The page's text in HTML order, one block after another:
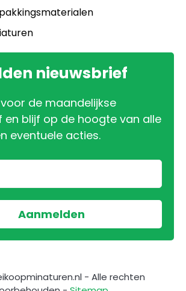
nieuwsbrief
de maandelijkse
en blijf op de hoogte van alle
eventuele acties.
- Alle rechten